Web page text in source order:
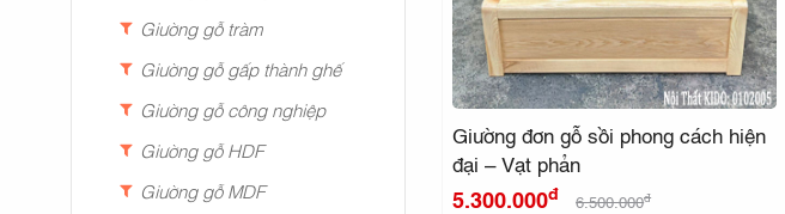
Giường gỗ tràm
Giường gỗ gấp thành ghế
Giường gỗ công nghiệp
Giường gỗ HDF
Giường gỗ MDF
Giường đơn gỗ sồi phong cách hiện
đại – Vạt phản
5.300.000đ 6.500.000đ